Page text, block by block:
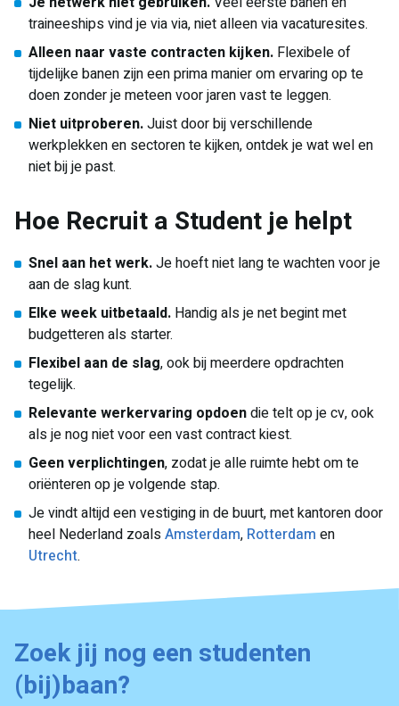
traineeships vind je via via, niet alleen via vacaturesites.
Alleen naar vaste contracten kijken. Flexibele of
tijdelijke banen zijn een prima manier om ervaring op te
doen zonder je meteen voor jaren vast te leggen.
Niet uitproberen.Juist door bij verschillende
werkplekken en sectoren te kijken, ontdek je wat wel en
niet bij je past.
Hoe Recruit a Student je helpt
Snel aan het werk.Je hoeft niet lang te wachten voor je
aan de slag kunt.
Elke week uitbetaald. Handig als je net begint met
budgetteren als starter.
Flexibel aan de slag, ook bij meerdere opdrachten
tegelijk.
Relevante werkervaring opdoendie telt op je cv, ook
als je nog niet voor een vast contract kiest.
Geen verplichtingen, zodat je alle ruimte hebt om te
oriënteren op je volgende stap.
Je vindt altijd een vestiging in de buurt, met kantoren door
heel Nederland zoalsAmsterdam, Rotterdam en
Utrecht.
Zoek jij nog een studenten
(bij)baan?